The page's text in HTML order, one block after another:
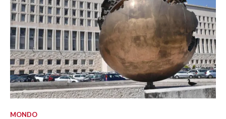
MONDO